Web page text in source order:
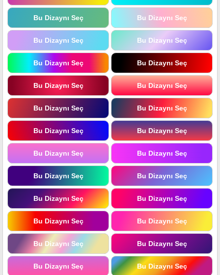
Bu Dizaynı Seç Bu Dizaynı Seç
Bu Dizaynı Seç Bu Dizaynı Seç
Bu Dizaynı Seç Bu Dizaynı Seç
Bu Dizaynı Seç Bu Dizaynı Seç
Bu Dizaynı Seç Bu Dizaynı Seç
Bu Dizaynı Seç Bu Dizaynı Seç
Bu Dizaynı Seç Bu Dizaynı Seç
Bu Dizaynı Seç Bu Dizaynı Seç
Bu Dizaynı Seç Bu Dizaynı Seç
Bu Dizaynı Seç Bu Dizaynı Seç
Bu Dizaynı Seç Bu Dizaynı Seç
Bu Dizaynı Seç Bu Dizaynı Seç